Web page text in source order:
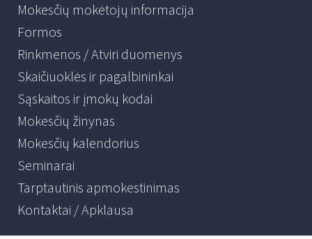
Mokesčių mokėtojų informacija
Formos
Rinkmenos / Atviri duomenys
Skaičiuoklės ir pagalbininkai
Sąskaitos ir įmokų kodai
Mokesčių žinynas
Mokesčių kalendorius
Seminarai
Tarptautinis apmokestinimas
Kontaktai / Apklausa